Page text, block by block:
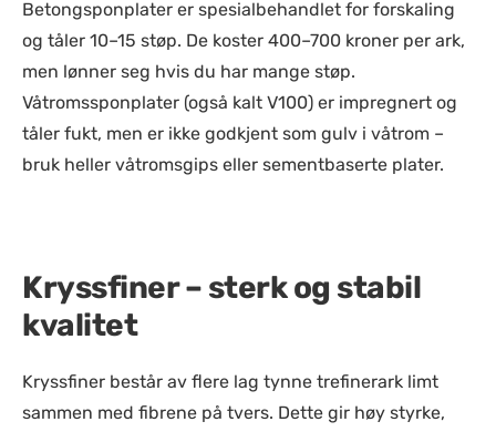
Betongsponplater er spesialbehandlet for forskaling
og tåler 10–15 støp. De koster 400–700 kroner per ark,
men lønner seg hvis du har mange støp.
Våtromssponplater (også kalt V100) er impregnert og
tåler fukt, men er ikke godkjent som gulv i våtrom –
bruk heller våtromsgips eller sementbaserte plater.
Kryssfiner – sterk og stabil
kvalitet
Kryssfiner består av flere lag tynne trefinerark limt
sammen med fibrene på tvers. Dette gir høy styrke,